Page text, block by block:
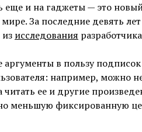
еще и на гаджеты — это
За последние девять
из исследования
аргументы в пользу
например, можно
читать ее и другие
меньшую фиксированную